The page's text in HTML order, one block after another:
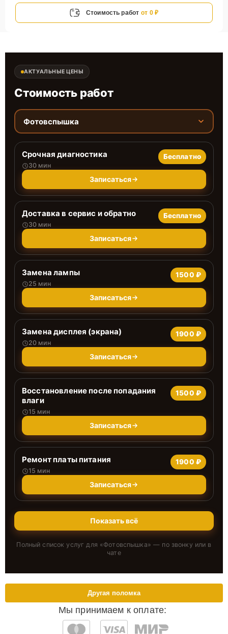
Стоимость работ от 0 ₽
АКТУАЛЬНЫЕ ЦЕНЫ
Стоимость работ
Фотовспышка
Срочная диагностика
30 мин
Бесплатно
Записаться
Доставка в сервис и обратно
30 мин
Бесплатно
Записаться
Замена лампы
25 мин
1500 ₽
Записаться
Замена дисплея (экрана)
20 мин
1900 ₽
Записаться
Восстановление после попадания
влаги
15 мин
1500 ₽
Записаться
Ремонт платы питания
15 мин
1900 ₽
Записаться
Показать всё
Полный список услуг для «Фотовспышка» — по звонку или в
чате
Мы принимаем к оплате:
Другая поломка